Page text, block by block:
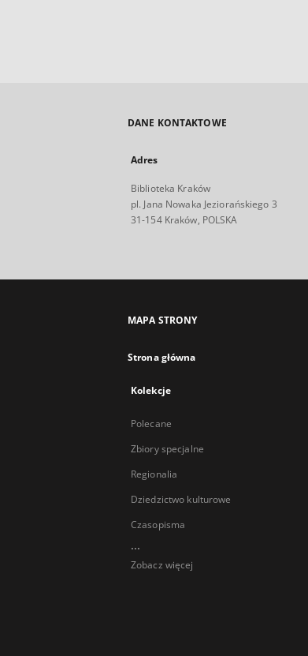
DANE KONTAKTOWE
Adres
Biblioteka Kraków
pl. Jana Nowaka Jeziorańskiego 3
31-154 Kraków, POLSKA
MAPA STRONY
Strona główna
Kolekcje
Polecane
Zbiory specjalne
Regionalia
Dziedzictwo kulturowe
Czasopisma
...
Zobacz więcej